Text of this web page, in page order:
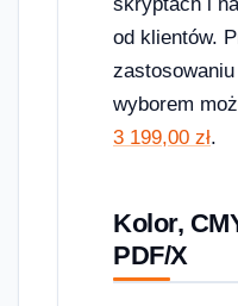
od klientów.
wyborem
3 199,00 zł.
Kolor,
PDF/X